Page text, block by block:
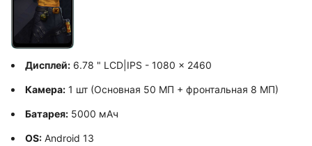
Дисплей: 6.78 " LCD|IPS - 1080 x 2460
Камера: 1 шт (Основная 50 МП + фронтальная 8 МП)
Батарея: 5000 мАч
OS: Android 13